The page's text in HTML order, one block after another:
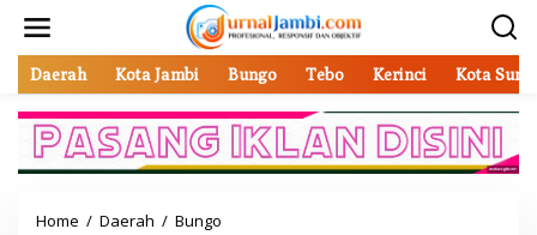
Daerah Kota Jambi Bungo Tebo Kerinci Kota
Home / Daerah / Bungo